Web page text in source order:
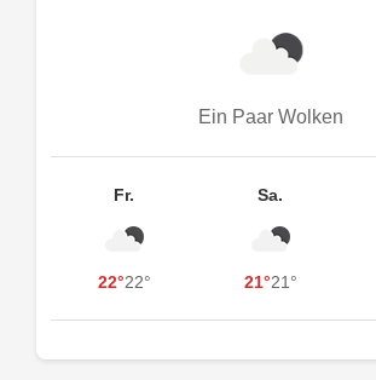
Ein Paar Wolken
Fr.
22°22°
Sa.
21°21°